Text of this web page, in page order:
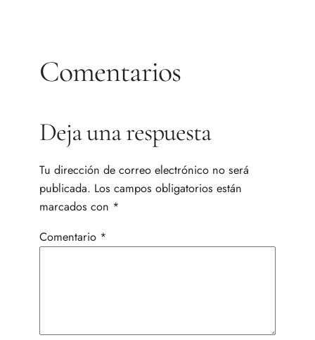
Comentarios
Deja una respuesta
Tu dirección de correo electrónico no será
publicada. Los campos obligatorios están
marcados con *
Comentario *